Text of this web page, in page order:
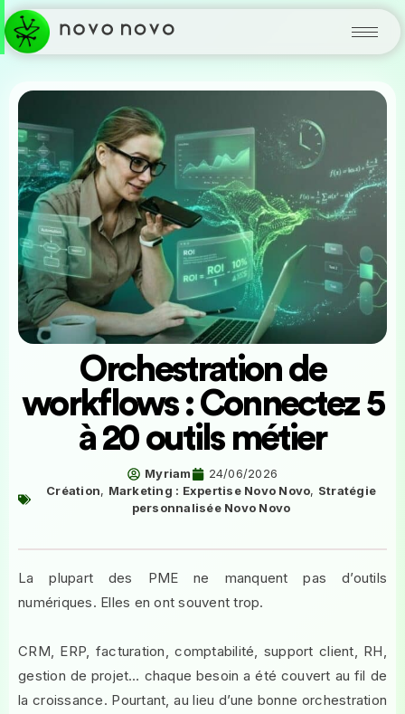
Orchestration de
workflows : Connectez 5
à 20 outils métier
Myriam
24/06/2026
Création, Marketing : Expertise Novo Novo, Stratégie
personnalisée Novo Novo
La plupart des PME ne manquent pas d’outils
numériques. Elles en ont souvent trop.
CRM, ERP, facturation, comptabilité, support client, RH,
gestion de projet… chaque besoin a été couvert au fil de
la croissance. Pourtant, au lieu d’une bonne orchestration